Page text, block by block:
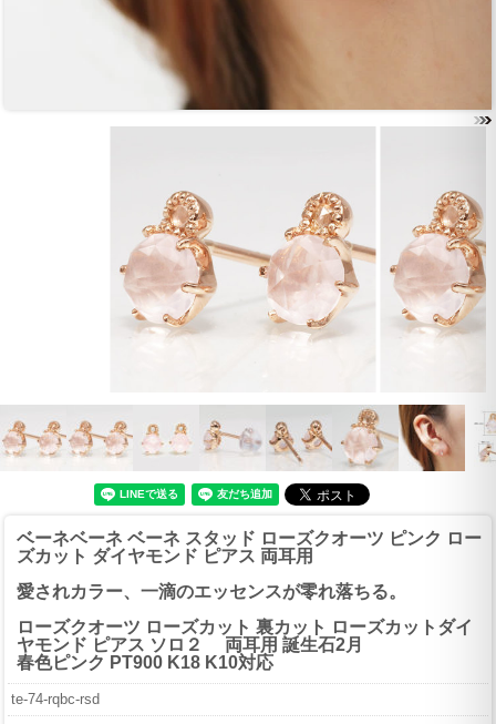
ベーネベーネ ベーネ スタッド ローズクオーツ ピンク ロー
ズカット ダイヤモンド ピアス 両耳用
愛されカラー、一滴のエッセンスが零れ落ちる。
ローズクオーツ ローズカット 裏カット ローズカットダイ
ヤモンド ピアス ソロ２ 両耳用 誕生石2月
春色ピンク PT900 K18 K10対応
te-74-rqbc-rsd